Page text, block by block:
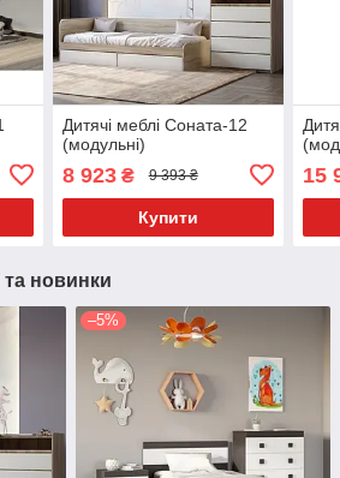
Дитячі меблі Соната-12
(модульні)
8 923₴ 9 393 ₴
Купити
15
та новинки
–5%